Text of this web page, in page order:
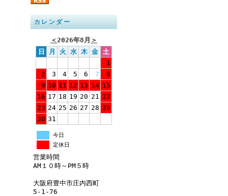
カレンダー
＜2026年8月 ＞
日
月 火 水 木 金 土
1
2
3 4 5 6 7
8
9 10 11 12 13 14 15
16 17 18 19 20 21 22
23 24 25 26 27 28 29
30 31
今日
定休日
営業時間
AM１０時～PM５時
大阪府豊中市庄内西町
5-1-76